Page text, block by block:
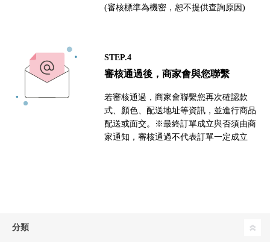
(審核標準為機密，恕不提供查詢原因)
STEP.4
審核通過後，商家會與您聯繫
若審核通過，商家會聯繫您再次確認款
式、顏色、配送地址等資訊，並進行商品
配送或面交。※最終訂單成立與否須由商
家通知，審核通過不代表訂單一定成立
分類